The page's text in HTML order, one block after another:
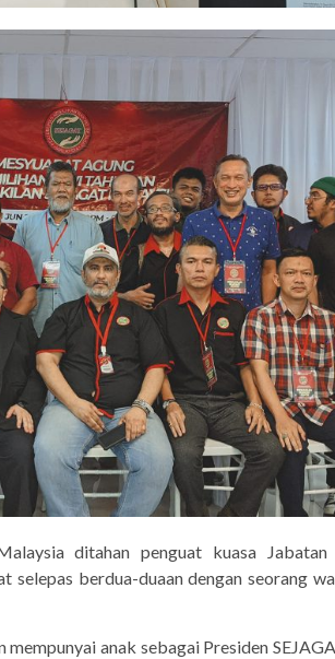
ditahan penguat kuasa
selepas berdua-duaan dengan seorang
mempunyai anak sebagai Presiden